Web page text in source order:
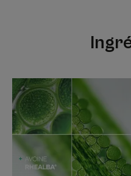
dans le cas de
celles à
acte
Avantages